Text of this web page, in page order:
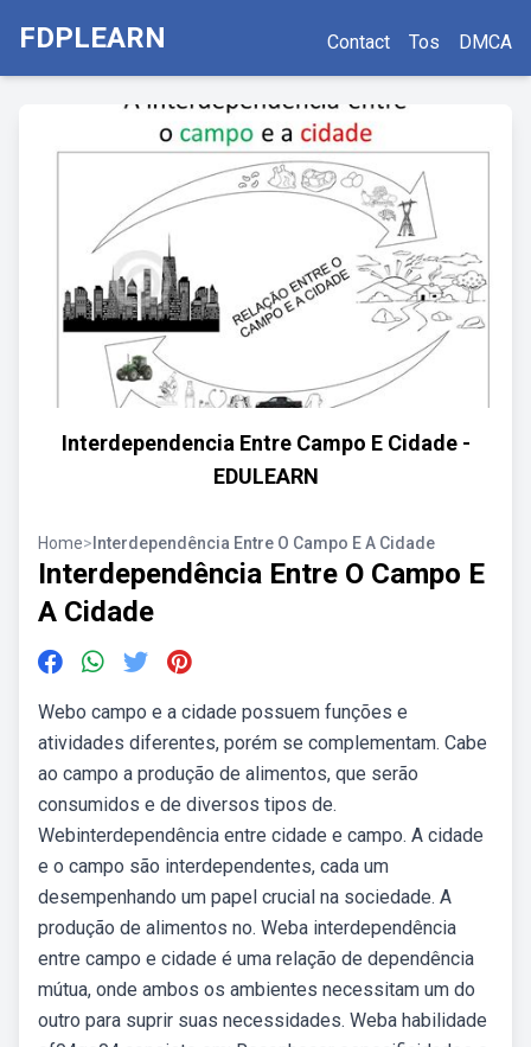
FDPLEARN Contact Tos DMCA
Interdependencia Entre Campo E Cidade -
EDULEARN
Home> Interdependência Entre O Campo E A Cidade
Interdependência Entre O Campo E
A Cidade
Webo campo e a cidade possuem funções e
atividades diferentes, porém se complementam. Cabe
ao campo a produção de alimentos, que serão
consumidos e de diversos tipos de.
Webinterdependência entre cidade e campo. A cidade
e o campo são interdependentes, cada um
desempenhando um papel crucial na sociedade. A
produção de alimentos no. Weba interdependência
entre campo e cidade é uma relação de dependência
mútua, onde ambos os ambientes necessitam um do
outro para suprir suas necessidades. Weba habilidade